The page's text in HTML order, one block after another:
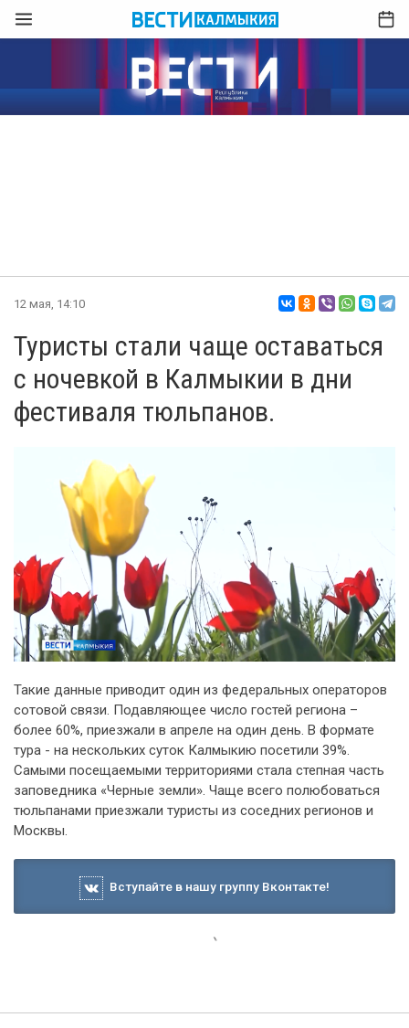
12 мая, 14:10
Туристы стали чаще оставаться
с ночевкой в Калмыкии в дни
фестиваля тюльпанов.
Такие данные приводит один из федеральных операторов
сотовой связи. Подавляющее число гостей региона –
более 60%, приезжали в апреле на один день. В формате
тура - на нескольких суток Калмыкию посетили 39%.
Самыми посещаемыми территориями стала степная часть
заповедника «Черные земли». Чаще всего полюбоваться
тюльпанами приезжали туристы из соседних регионов и
Москвы.
Вступайте в нашу группу Вконтакте!